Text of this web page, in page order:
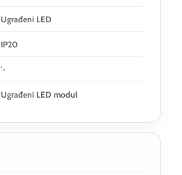
Ugrađeni LED
IP20
'-
Ugrađeni LED modul